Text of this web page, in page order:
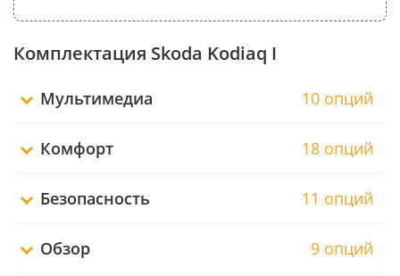
Комплектация Skoda Kodiaq I
Мультимедиа 10 опций
Комфорт 18 опций
Безопасность 11 опций
Обзор 9 опций